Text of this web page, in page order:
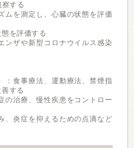
する
ムを測定し、心臓の状態を評価
を評価する
ンザや新型コロナウイルス感染
：食事療法、運動療法、禁煙指
する
の治療、慢性疾患をコントロー
、炎症を抑えるための点滴など